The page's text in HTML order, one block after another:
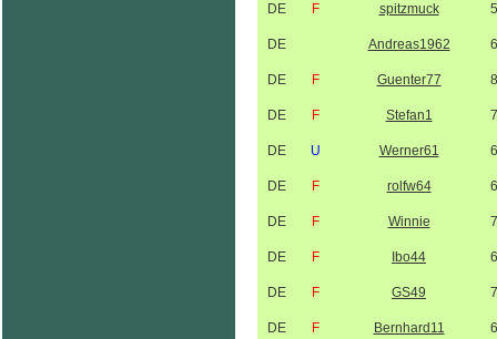
DE F spitzmuck
DE Andreas1962
DE F Guenter77
DE F Stefan1
DE U Werner61
DE F rolfw64
DE F Winnie
DE F Ibo44
DE F GS49
DE F Bernhard11